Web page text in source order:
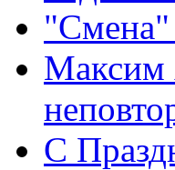
"Смена"
Максим
С